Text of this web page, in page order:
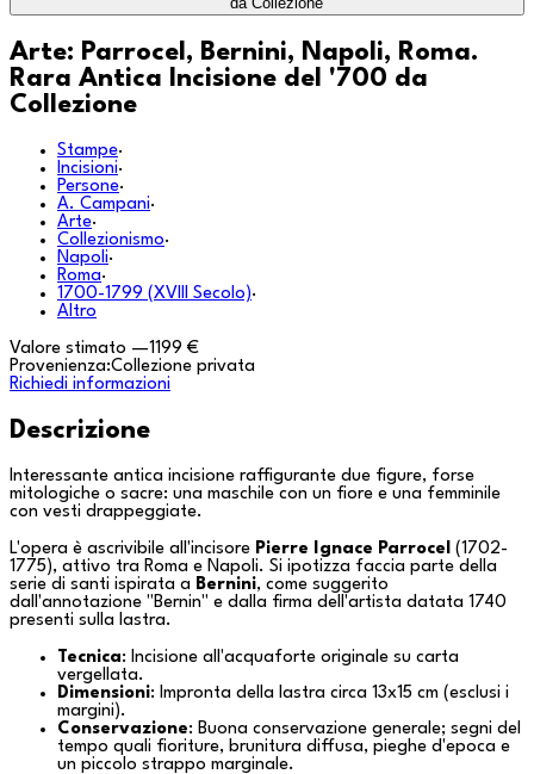
Arte: Parrocel, Bernini, Napoli, Roma.
Rara Antica Incisione del '700 da
Collezione
Stampe·
Incisioni·
Persone·
A. Campani·
Arte·
Collezionismo·
Napoli·
Roma·
1700-1799 (XVIII Secolo)·
Altro
Valore stimato —1199 €
Provenienza:Collezione privata
Richiedi informazioni
Descrizione
Interessante antica incisione raffigurante due figure, forse
mitologiche o sacre: una maschile con un fiore e una femminile
con vesti drappeggiate.
L'opera è ascrivibile all'incisore Pierre Ignace Parrocel (1702-
1775), attivo tra Roma e Napoli. Si ipotizza faccia parte della
serie di santi ispirata a Bernini, come suggerito
dall'annotazione "Bernin" e dalla firma dell'artista datata 1740
presenti sulla lastra.
Tecnica: Incisione all'acquaforte originale su carta
vergellata.
Dimensioni: Impronta della lastra circa 13x15 cm (esclusi i
margini).
Conservazione: Buona conservazione generale; segni del
tempo quali fioriture, brunitura diffusa, pieghe d'epoca e
un piccolo strappo marginale.